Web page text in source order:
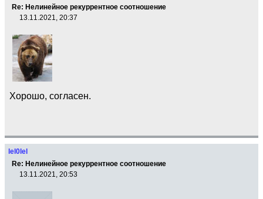
Re: Нелинейное рекуррентное соотношение
13.11.2021, 20:37
Хорошо, согласен.
lel0lel
Re: Нелинейное рекуррентное соотношение
13.11.2021, 20:53